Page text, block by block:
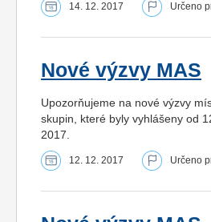
14. 12. 2017 Určeno
Nové výzvy MAS
Upozorňujeme na nové výzvy
skupin, které byly vyhlášeny od
2017.
12. 12. 2017 Určeno